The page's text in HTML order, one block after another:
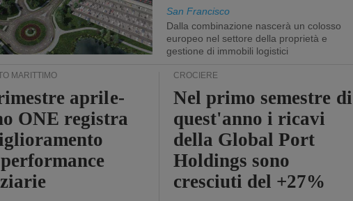
San Francisco
Dalla combinazione nascerà un colosso
europeo nel settore della proprietà e
gestione di immobili logistici
MARITTIMO
aprile-
ONE registra
CROCIERE
Nel primo semestre di
quest'anno i ricavi
della Global Port
Holdings sono
cresciuti del +27%